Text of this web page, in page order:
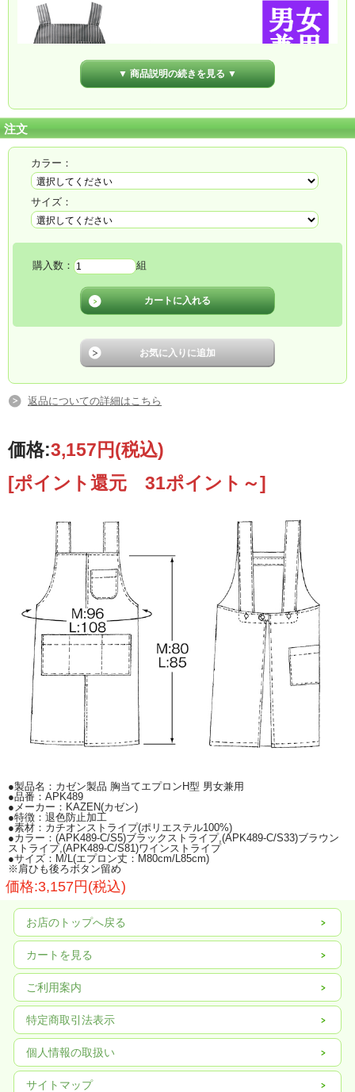
KAZENのコーディネートアイテム(無地、ストライプカラー、チェックカラー)に
は、塩素系漂白剤による退色防止加工素材「フェードガードCl」を採用していま
す。
フェードガードClは、ポリエステル100%に対する漂白剤による退色防止加工で、
漂白剤をはじく効果と付着による退色を防止するダブル効果により、大事な衣類
の色アセを防止する加工です。
洗濯耐久性に優れているため、繰り返し選択しても色アセ防止効果はほとんど変
わりません。
▼ 商品説明の続きを見る ▼
注文
カラー：
サイズ：
購入数： 組
返品についての詳細はこちら
価格:3,157円(税込)
[ポイント還元 31ポイント～]
●製品名：カゼン製品 胸当てエプロンH型 男女兼用
●品番：APK489
●メーカー：KAZEN(カゼン)
●特徴：退色防止加工
●素材：カチオンストライプ(ポリエステル100%)
●カラー：(APK489-C/S5)ブラックストライプ,(APK489-C/S33)ブラウン
ストライプ,(APK489-C/S81)ワインストライプ
●サイズ：M/L(エプロン丈：M80cm/L85cm)
※肩ひも後ろボタン留め
価格:3,157円(税込)
お店のトップへ戻る
カートを見る
ご利用案内
特定商取引法表示
個人情報の取扱い
サイトマップ